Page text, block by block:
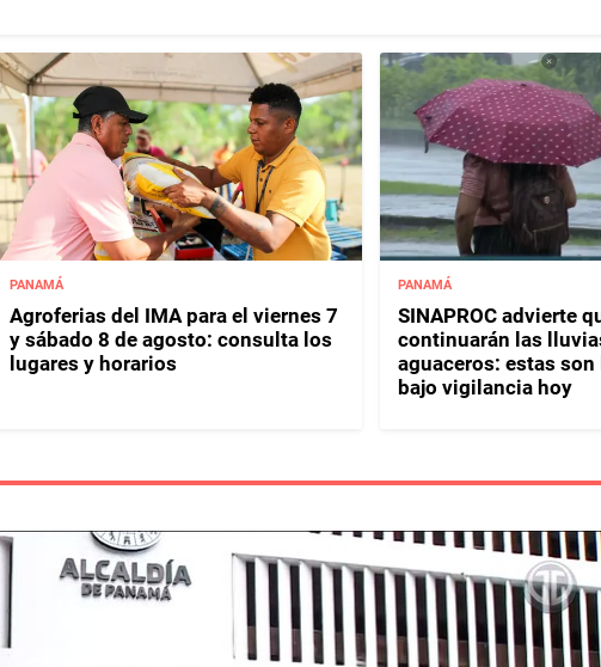
PANAMÁ
Agroferias del IMA para el viernes 7
y sábado 8 de agosto: consulta los
lugares y horarios
PANAMÁ
SINAPROC advierte
continuarán las
aguaceros: estas son
bajo vigilancia hoy